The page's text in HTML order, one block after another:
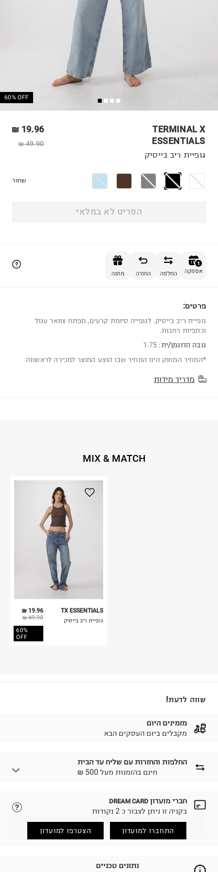
60% OFF
TERMINAL X
ESSENTIALS
19.96 ₪
49.90 ₪
גופיית ריב בייסיק
שחור
הפריט לא במלאי
1
אספקה החלפה החזרה מתנה
פרטים:
גופיית ריב בייסיק. לגופייה סיומת קרעים, מפתח צוואר עגול
וכתפיות רחבות.
גובה הדוגמן/ית:
1.75
*המחיר המחוק הינו המחיר שבו הוצע המוצר למכירה לראשונה
מדריך מידות
MIX & MATCH
19.96 ₪
49.90 ₪
60%
OFF
TX ESSENTIALS
גופיית ריב בייסיק
שווה לדעת!
מזמינים היום
מקבלים ביום העסקים הבא
החלפות והחזרות עם שליח עד הבית
₪ חינם בהזמנות מעל 500
לבחירת בשיטת המשלוח המתאימה לכם,
הזמנתם והתחרטתם?
(במקום ב-19.9 ₪) לזמן מוגבל! חינם בהזמנות מעל 500 ₪.
למידע נא ללחוץ כאן
.
חברי מועדון DREAM CARD
בקניה זו ניתן לצבור כ 2 נקודות
התחברו למועדון הצטרפו למועדון
נתונים טכניים